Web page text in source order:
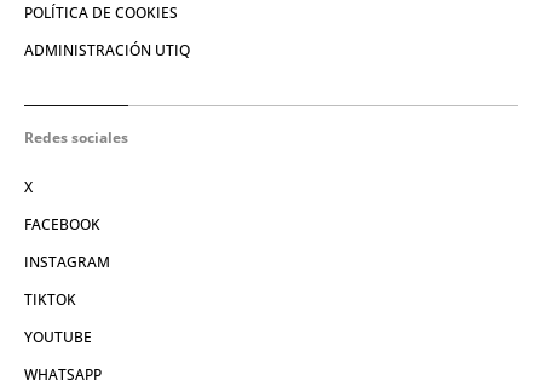
POLÍTICA DE COOKIES
ADMINISTRACIÓN UTIQ
Redes sociales
X
FACEBOOK
INSTAGRAM
TIKTOK
YOUTUBE
WHATSAPP